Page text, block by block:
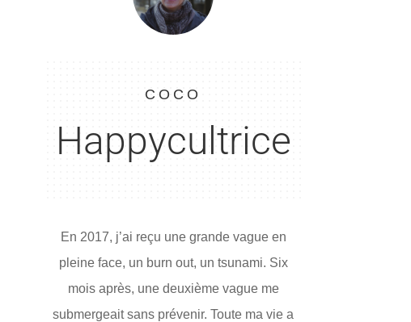
COCO
Happycultrice
En 2017, j’ai reçu une grande vague en
pleine face, un burn out, un tsunami. Six
mois après, une deuxième vague me
submergeait sans prévenir. Toute ma vie a